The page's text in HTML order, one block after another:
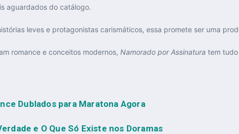
aguardados do catálogo.
leves e protagonistas carismáticos, essa promete ser uma
romance e conceitos modernos, Namorado por Assinatura tem
Dublados para Maratona Agora
e O Que Só Existe nos Doramas